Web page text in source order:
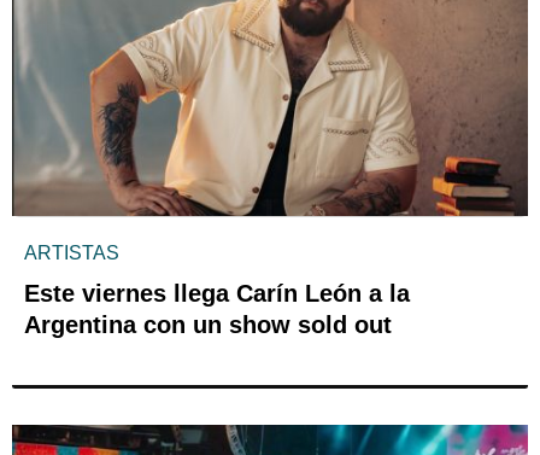
ARTISTAS
Este viernes llega Carín León a la
Argentina con un show sold out